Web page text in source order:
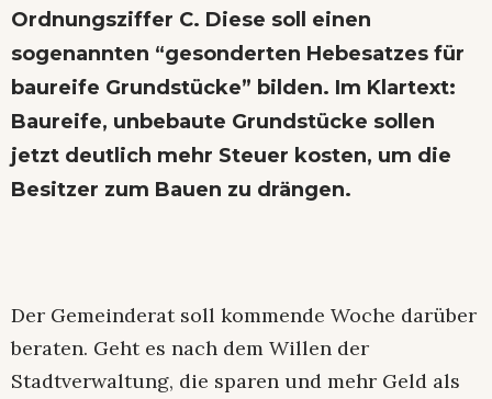
Ordnungsziffer C. Diese soll einen
sogenannten “gesonderten Hebesatzes für
baureife Grundstücke” bilden. Im Klartext:
Baureife, unbebaute Grundstücke sollen
jetzt deutlich mehr Steuer kosten, um die
Besitzer zum Bauen zu drängen.
Der Gemeinderat soll kommende Woche darüber
beraten. Geht es nach dem Willen der
Stadtverwaltung, die sparen und mehr Geld als